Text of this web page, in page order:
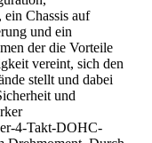
Chassis auf
und ein
der die Vorteile
vereint, sich den
stellt und dabei
und
4-Takt-DOHC-